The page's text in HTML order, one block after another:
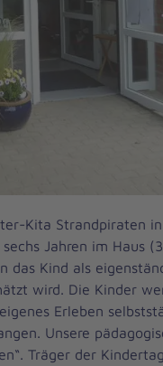
Kita Strandpiraten
Jahren im Haus
Kind als
wird. Die Kinder
Erleben
Unsere
Träger der